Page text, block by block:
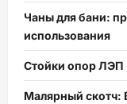
Чаны для бани:
использования
Стойки опор ЛЭП
Малярный